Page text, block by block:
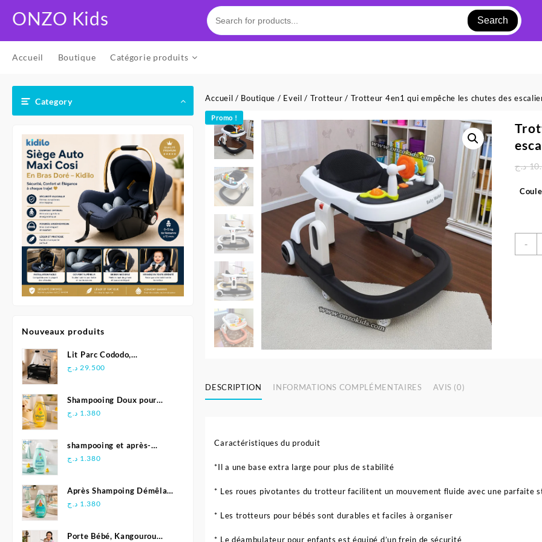
ONZO Kids Search
Accueil Boutique Catégorie produits
Category
Nouveaux produits
Lit Parc Cododo,
Multifonction - Kidilo
29.500 د.ج
Shampooing Doux pour
Bébé 500 ml - Johnson's
1.380 د.ج
shampooing et après-
shampoing 2en1 Soft &
1.380 د.ج
Après Shampoing Démêlant
pour bébé - Johnson'S Baby
1.380 د.ج
Porte Bébé, Kangourou
Accueil / Boutique / Eveil / Trotteur / Trotteur 4en1 qui empêche les chutes des
Promo !
د.ج
-
DESCRIPTION INFORMATIONS COMPLÉMENTAIRES AVIS (0)
Caractéristiques du produit
*Il a une base extra large pour plus de stabilité
* Les roues pivotantes du trotteur facilitent un mouvement fluide avec une parfaite
* Les trotteurs pour bébés sont durables et faciles à organiser
* Le déambulateur pour enfants est équipé d’un frein de sécurité